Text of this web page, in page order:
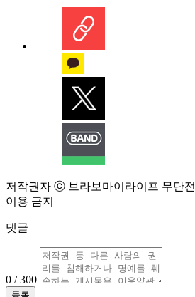
저작권자 ⓒ 브라보마이라이프 무단
이용 금지
댓글
0 / 300